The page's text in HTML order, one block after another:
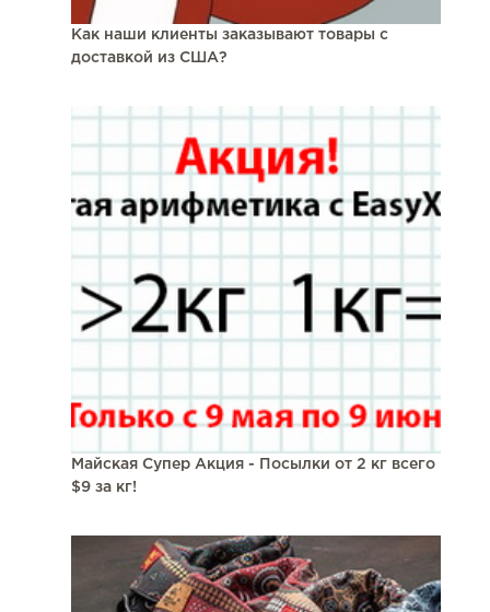
Как наши клиенты заказывают товары с
доставкой из США?
Майская Супер Акция - Посылки от 2 кг всего
$9 за кг!